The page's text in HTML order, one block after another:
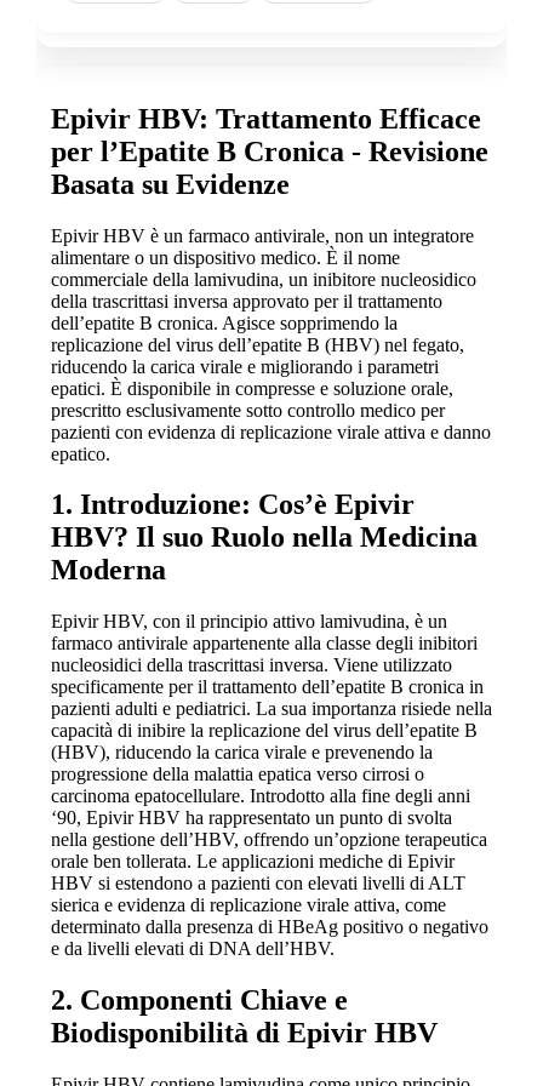
Epivir HBV: Trattamento Efficace
per l’Epatite B Cronica - Revisione
Basata su Evidenze
Epivir HBV è un farmaco antivirale, non un integratore
alimentare o un dispositivo medico. È il nome
commerciale della lamivudina, un inibitore nucleosidico
della trascrittasi inversa approvato per il trattamento
dell’epatite B cronica. Agisce sopprimendo la
replicazione del virus dell’epatite B (HBV) nel fegato,
riducendo la carica virale e migliorando i parametri
epatici. È disponibile in compresse e soluzione orale,
prescritto esclusivamente sotto controllo medico per
pazienti con evidenza di replicazione virale attiva e danno
epatico.
1. Introduzione: Cos’è Epivir
HBV? Il suo Ruolo nella Medicina
Moderna
Epivir HBV, con il principio attivo lamivudina, è un
farmaco antivirale appartenente alla classe degli inibitori
nucleosidici della trascrittasi inversa. Viene utilizzato
specificamente per il trattamento dell’epatite B cronica in
pazienti adulti e pediatrici. La sua importanza risiede nella
capacità di inibire la replicazione del virus dell’epatite B
(HBV), riducendo la carica virale e prevenendo la
progressione della malattia epatica verso cirrosi o
carcinoma epatocellulare. Introdotto alla fine degli anni
‘90, Epivir HBV ha rappresentato un punto di svolta
nella gestione dell’HBV, offrendo un’opzione terapeutica
orale ben tollerata. Le applicazioni mediche di Epivir
HBV si estendono a pazienti con elevati livelli di ALT
sierica e evidenza di replicazione virale attiva, come
determinato dalla presenza di HBeAg positivo o negativo
e da livelli elevati di DNA dell’HBV.
2. Componenti Chiave e
Biodisponibilità di Epivir HBV